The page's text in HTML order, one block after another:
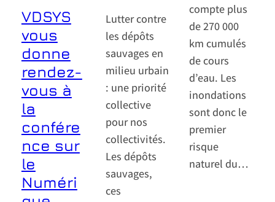
VDSYS
vous
donne
rendez-
vous à
la
confére
nce sur
le
Numéri
Lutter contre
les dépôts
sauvages en
milieu urbain
: une priorité
collective
pour nos
collectivités.
Les dépôts
sauvages,
ces
compte plus
de 270 000
km cumulés
de cours
d’eau. Les
inondations
sont donc le
premier
risque
naturel du…